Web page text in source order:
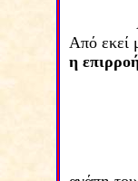
Από εκεί
η